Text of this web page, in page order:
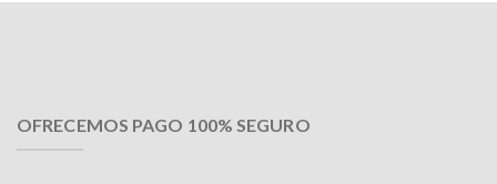
OFRECEMOS PAGO 100% SEGURO